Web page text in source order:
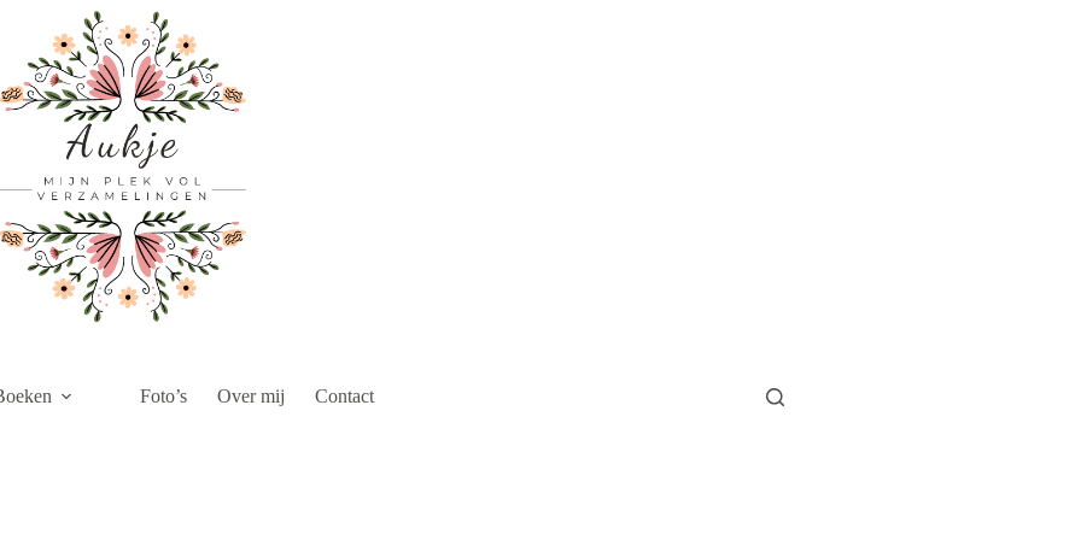
Foto’s Over mij Contact